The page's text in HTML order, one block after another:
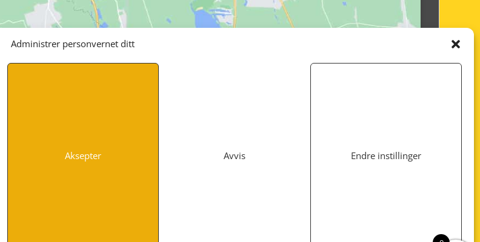
Administrer personvernet ditt
Aksepter Avvis Endre instillinger
INFORMASJON